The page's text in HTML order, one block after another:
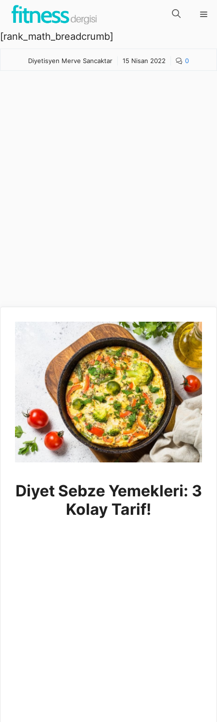
İçeriğe
atla
[rank_math_breadcrumb]
Diyetisyen Merve Sancaktar 15 Nisan 2022 0
Diyet Sebze Yemekleri: 3
Kolay Tarif!